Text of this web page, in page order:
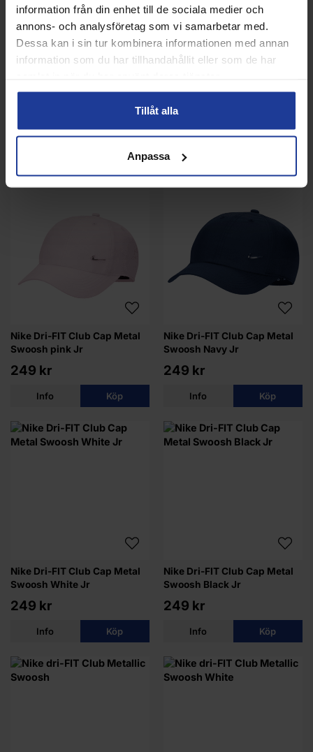
information från din enhet till de sociala medier och
annons- och analysföretag som vi samarbetar med.
Dessa kan i sin tur kombinera informationen med annan
information som du har tillhandahållit eller som de har
Tillåt alla
Anpassa
329 kr
Swoosh Green Jr
249 kr
Nike Dri-FIT Club Cap Metal
Swoosh pink Jr
249 kr
Info Köp
Nike Dri-FIT Club Cap Metal
Swoosh Navy Jr
249 kr
Info Köp
Nike Dri-FIT Club Cap Metal
Swoosh White Jr
249 kr
Info Köp
Nike Dri-FIT Club Cap Metal
Swoosh Black Jr
249 kr
Info Köp